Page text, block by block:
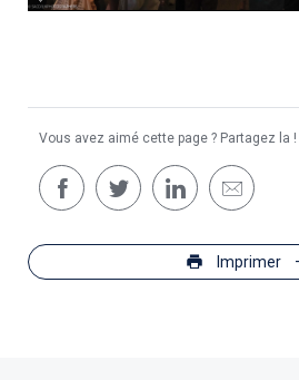
Vous avez aimé cette page ? Partagez la !
Imprimer